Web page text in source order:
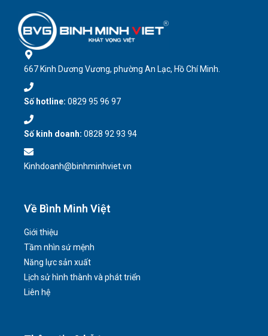
667 Kinh Dương Vương, phường An Lạc, Hồ Chí Minh.
Số hotline: 0829 95 96 97
Số kinh doanh: 0828 92 93 94
Kinhdoanh@binhminhviet.vn
Về Bình Minh Việt
Giới thiệu
Tầm nhìn sứ mệnh
Năng lực sản xuất
Lịch sử hình thành và phát triển
Liên hệ